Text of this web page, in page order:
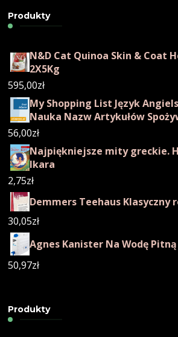
Produkty
N&D Cat Quinoa Skin & Coat
2X5Kg
595,00zł
My Shopping List Język
Nauka Nazw Artykułów
56,00zł
Najpiękniejsze mity greckie.
Ikara
2,75zł
Demmers Teehaus Klasyczny
30,05zł
Agnes Kanister Na Wodę
50,97zł
Produkty